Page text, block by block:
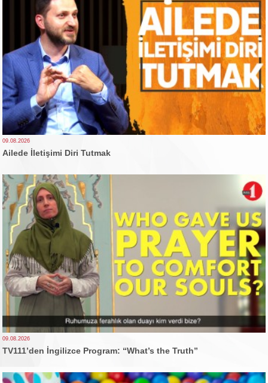
09.08.2026
Ailede İletişimi Diri Tutmak
09.08.2026
TV111’den İngilizce Program: “What’s the Truth”